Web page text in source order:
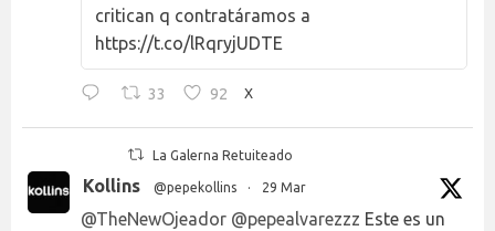
critican q contratáramos a
https://t.co/lRqryjUDTE
33 92 X
La Galerna Retuiteado
Kollins @pepekollins · 29 Mar
@TheNewOjeador @pepealvarezzz Este es un